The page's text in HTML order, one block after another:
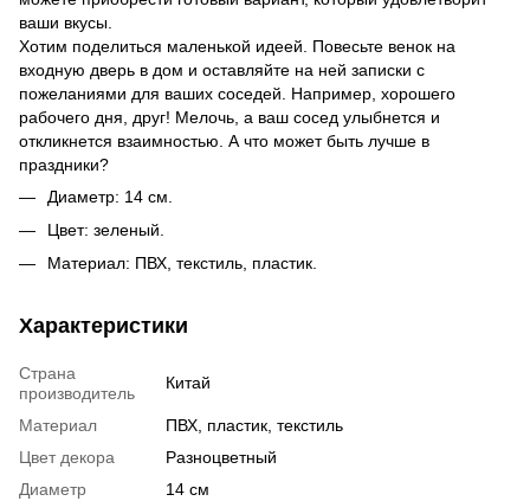
ваши вкусы.
Хотим поделиться маленькой идеей. Повесьте венок на
входную дверь в дом и оставляйте на ней записки с
пожеланиями для ваших соседей. Например, хорошего
рабочего дня, друг! Мелочь, а ваш сосед улыбнется и
откликнется взаимностью. А что может быть лучше в
праздники?
Диаметр: 14 см.
Цвет: зеленый.
Материал: ПВХ, текстиль, пластик.
Характеристики
Страна
производитель
Китай
Материал
ПВХ, пластик, текстиль
Цвет декора
Разноцветный
Диаметр
14 см